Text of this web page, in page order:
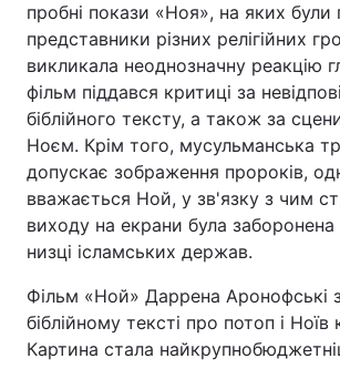
пробні покази «Ноя», на яких були
представники різних релігійних
викликала неоднозначну реакцію
фільм піддався критиці за
біблійного тексту, а також за
Ноєм. Крім того, мусульманська
допускає зображення пророків,
вважається Ной, у зв'язку з чим
виходу на екрани була
низці ісламських держав.
Фільм «Ной» Даррена Аронофські
біблійному тексті про потоп і Ноїв
Картина стала